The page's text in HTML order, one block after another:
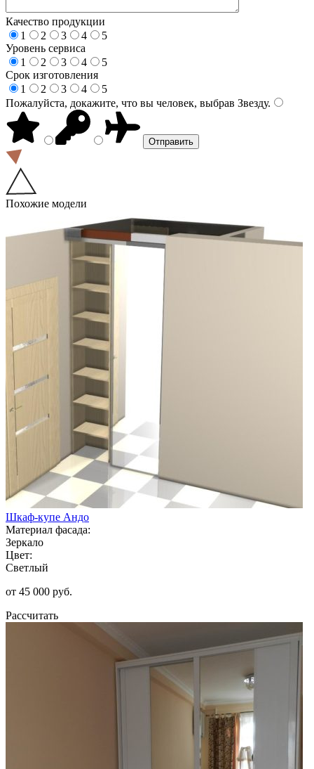
Качество продукции
1
2 3 4
5
Уровень сервиса
1
2 3 4
5
Срок изготовления
1
2 3 4
5
Пожалуйста, докажите, что вы человек, выбрав Звезду.
Похожие модели
Шкаф-купе Андо
Материал фасада:
Зеркало
Цвет:
Светлый
от 45 000 руб.
Рассчитать